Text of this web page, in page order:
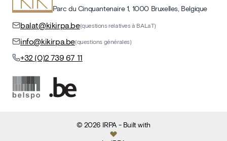
Parc du Cinquantenaire 1, 1000 Bruxelles, Belgique
balat@kikirpa.be(questions relatives à BALaT)
info@kikirpa.be(questions générales)
+32 (0)2 739 67 11
©2026 IRPA- Built with